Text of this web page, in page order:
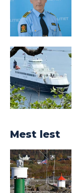
Mest lest